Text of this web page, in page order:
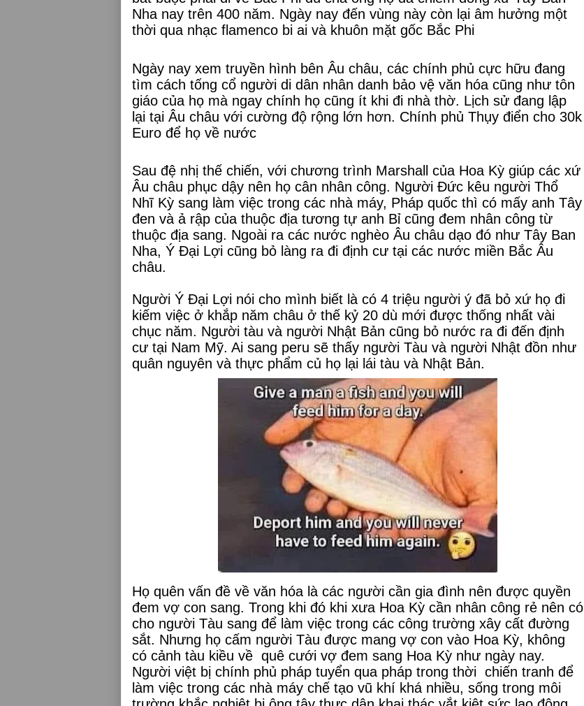
Nha nay trên 400 năm. Ngày nay đến vùng này còn lại âm hưởng một
thời qua nhạc flamenco bi ai và khuôn mặt gốc Bắc Phi
Ngày nay xem truyền hình bên Âu châu, các chính phủ cực hữu đang
tìm cách tống cổ người di dân nhân danh bảo vệ văn hóa cũng như tôn
giáo của họ mà ngay chính họ cũng ít khi đi nhà thờ. Lịch sử đang lập
lại tại Âu châu với cường độ rộng lớn hơn. Chính phủ Thụy điển cho 30k
Euro để họ về nước
Sau đệ nhị thế chiến, với chương trình Marshall của Hoa Kỳ giúp các xứ
Âu châu phục dậy nên họ cân nhân công. Người Đức kêu người Thổ
Nhĩ Kỳ sang làm việc trong các nhà máy, Pháp quốc thì có mấy anh Tây
đen và ả rập của thuộc địa tương tự anh Bỉ cũng đem nhân công từ
thuộc địa sang. Ngoài ra các nước nghèo Âu châu dạo đó như Tây Ban
Nha, Ý Đại Lợi cũng bỏ làng ra đi định cư tại các nước miền Bắc Âu
châu.
Người Ý Đại Lợi nói cho mình biết là có 4 triệu người ý đã bỏ xứ họ đi
kiếm việc ở khắp năm châu ở thế kỷ 20 dù mới được thống nhất vài
chục năm. Người tàu và người Nhật Bản cũng bỏ nước ra đi đến định
cư tại Nam Mỹ. Ai sang peru sẽ thấy người Tàu và người Nhật đồn như
quân nguyên và thực phẩm củ họ lại lái tàu và Nhật Bản.
Họ quên vấn đề về văn hóa là các người cần gia đình nên được quyền
đem vợ con sang. Trong khi đó khi xưa Hoa Kỳ cần nhân công rẻ nên có
cho người Tàu sang để làm việc trong các công trường xây cất đường
sắt. Nhưng họ cấm người Tàu được mang vợ con vào Hoa Kỳ, không
có cảnh tàu kiều về quê cưới vợ đem sang Hoa Kỳ như ngày nay.
Người việt bị chính phủ pháp tuyển qua pháp trong thời chiến tranh để
làm việc trong các nhà máy chế tạo vũ khí khá nhiều, sống trong môi